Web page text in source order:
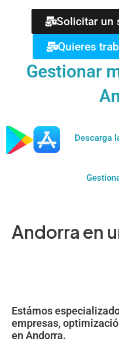
Solicitar un
Quieres
Gestionar
Descarga
Andorra en
Estámos
empresas,
en Andorra.